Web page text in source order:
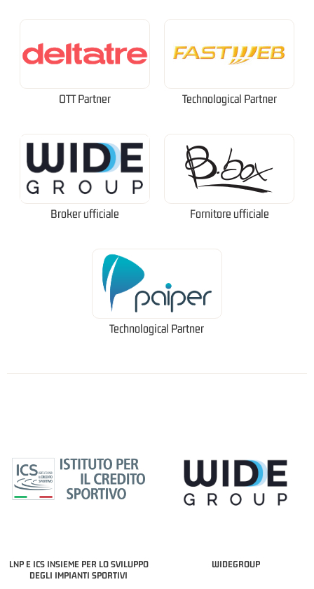
OTT Partner Technological Partner
Broker ufficiale Fornitore ufficiale
Technological Partner
LNP E ICS INSIEME PER LO SVILUPPO
DEGLI IMPIANTI SPORTIVI
WIDEGROUP